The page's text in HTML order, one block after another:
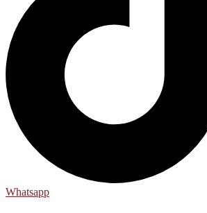
Whatsapp